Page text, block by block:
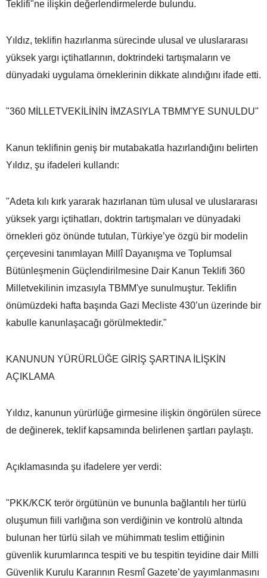
Teklifi"ne ilişkin değerlendirmelerde bulundu.
Yıldız, teklifin hazırlanma sürecinde ulusal ve uluslararası
yüksek yargı içtihatlarının, doktrindeki tartışmaların ve
dünyadaki uygulama örneklerinin dikkate alındığını ifade etti.
"360 MİLLETVEKİLİNİN İMZASIYLA TBMM'YE SUNULDU"
Kanun teklifinin geniş bir mutabakatla hazırlandığını belirten
Yıldız, şu ifadeleri kullandı:
"Adeta kılı kırk yararak hazırlanan tüm ulusal ve uluslararası
yüksek yargı içtihatları, doktrin tartışmaları ve dünyadaki
örnekleri göz önünde tutulan, Türkiye’ye özgü bir modelin
çerçevesini tanımlayan Millî Dayanışma ve Toplumsal
Bütünleşmenin Güçlendirilmesine Dair Kanun Teklifi 360
Milletvekilinin imzasıyla TBMM'ye sunulmuştur. Teklifin
önümüzdeki hafta başında Gazi Mecliste 430’un üzerinde bir
kabulle kanunlaşacağı görülmektedir."
KANUNUN YÜRÜRLÜĞE GİRİŞ ŞARTINA İLİŞKİN
AÇIKLAMA
Yıldız, kanunun yürürlüğe girmesine ilişkin öngörülen sürece
de değinerek, teklif kapsamında belirlenen şartları paylaştı.
Açıklamasında şu ifadelere yer verdi:
"PKK/KCK terör örgütünün ve bununla bağlantılı her türlü
oluşumun fiili varlığına son verdiğinin ve kontrolü altında
bulunan her türlü silah ve mühimmatı teslim ettiğinin
güvenlik kurumlarınca tespiti ve bu tespitin teyidine dair Milli
Güvenlik Kurulu Kararının Resmî Gazete’de yayımlanmasını